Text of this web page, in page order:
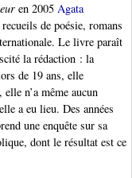
en 2005 Agata
de poésie, romans
Le livre paraît
la rédaction : la
de 19 ans, elle
n’a même aucun
a eu lieu. Des années
une enquête sur sa
dont le résultat est ce